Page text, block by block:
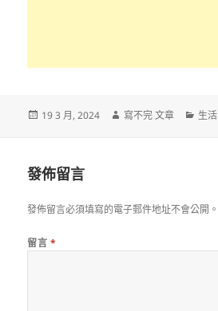
發
19 3 月, 2024
作
寫不完 文章
分
生活
發佈留言
發佈留言必須填寫的電子郵件地址不會公開。
留言 *